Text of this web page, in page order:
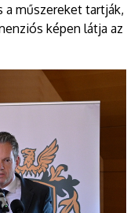
a műszereket tartják,
képen látja az